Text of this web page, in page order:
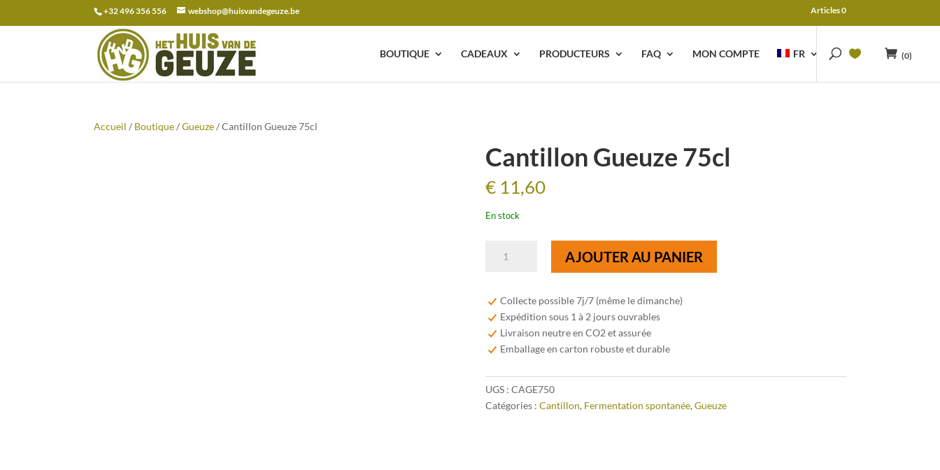
+32 496 356 556 webshop@huisvandegeuze.be Articles 0
BOUTIQUE CADEAUX PRODUCTEURS FAQ MON COMPTE FR (0)
Recherche
pour :
Accueil / Boutique/Gueuze/ Cantillon Gueuze 75cl
Cantillon Gueuze 75cl
€11,60
En stock
Gueuze
75cl
AJOUTER AU PANIER
Collecte possible 7j/7 (même le dimanche)
Expédition sous 1 à 2 jours ouvrables
Livraison neutre en CO2 et assurée
Emballage en carton robuste et durable
UGS : CAGE750
Catégories : Cantillon, Fermentation spontanée, Gueuze